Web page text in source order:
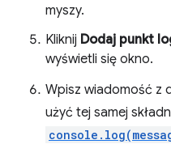
myszy.
Kliknij Dodaj punkt
wyświetli się okno.
Wpisz wiadomość z
użyć tej samej